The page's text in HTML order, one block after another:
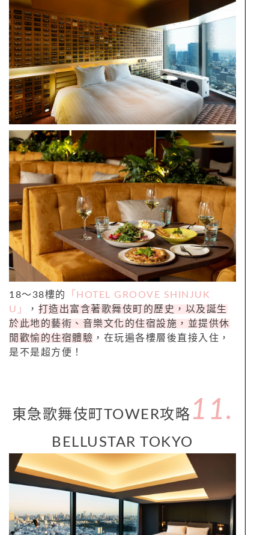
18～38樓的
「HOTEL GROOVE SHINJUK
U」
， 打造出富含著歌舞伎町的歷史，以及誕生
於此地的藝術、音樂文化的住宿設施，並提供休
閒歡愉的住宿體驗 ，在玩遍各樓層後直接入住，
是不是超方便！
東急歌舞伎町TOWER攻略 11.
BELLUSTAR TOKYO